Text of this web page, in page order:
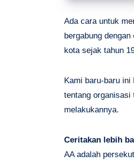
Ada cara untuk
bergabung
kota sejak tahun
Kami baru-baru ini
tentang organisasi
melakukannya.
Ceritakan lebih
AA adalah